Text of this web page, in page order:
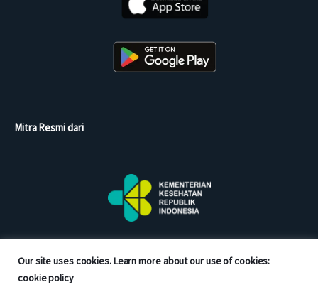
Our site uses cookies. Learn more about our use of cookies:
cookie policy
Mitra Resmi dari